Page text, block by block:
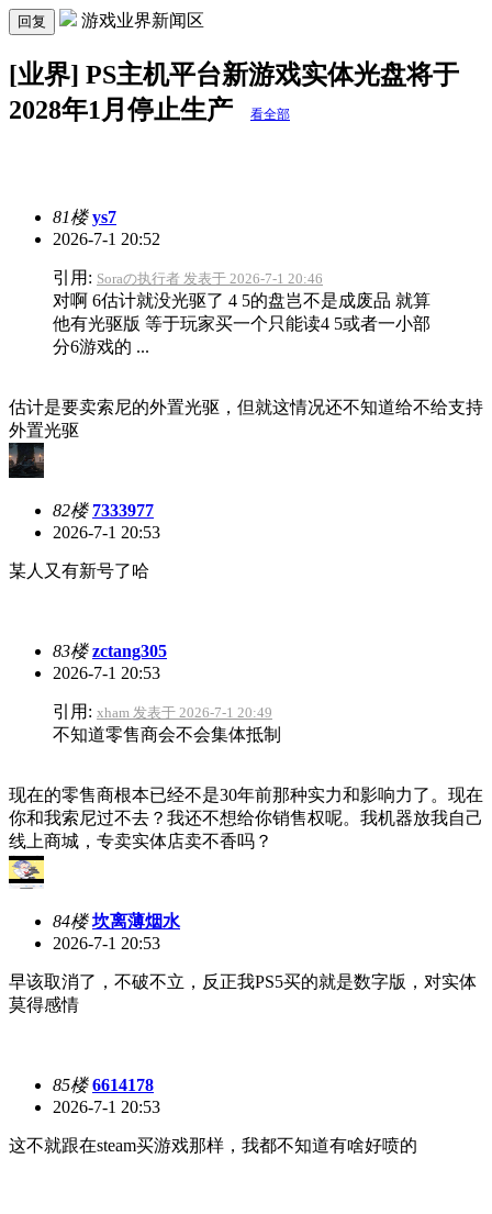
回复 游戏业界新闻区
[业界] PS主机平台新游戏实体光盘将于
2028年1月停止生产
看全部
81楼 ys7
2026-7-1 20:52
引用: Soraの执行者 发表于 2026-7-1 20:46
对啊 6估计就没光驱了 4 5的盘岂不是成废品 就算
他有光驱版 等于玩家买一个只能读4 5或者一小部
分6游戏的 ...
估计是要卖索尼的外置光驱，但就这情况还不知道给不给支持
外置光驱
82楼 7333977
2026-7-1 20:53
某人又有新号了哈
83楼 zctang305
2026-7-1 20:53
引用: xham 发表于 2026-7-1 20:49
不知道零售商会不会集体抵制
现在的零售商根本已经不是30年前那种实力和影响力了。现在
你和我索尼过不去？我还不想给你销售权呢。我机器放我自己
线上商城，专卖实体店卖不香吗？
84楼 坎离薄烟水
2026-7-1 20:53
早该取消了，不破不立，反正我PS5买的就是数字版，对实体
莫得感情
85楼 6614178
2026-7-1 20:53
这不就跟在steam买游戏那样，我都不知道有啥好喷的